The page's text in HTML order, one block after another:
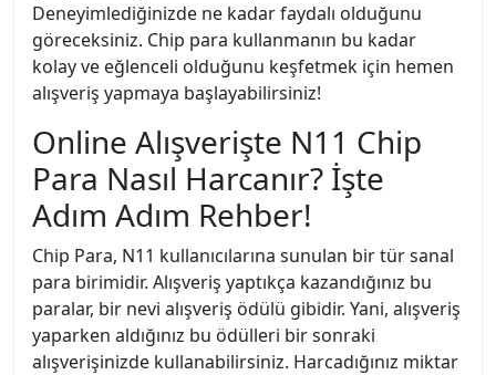
Deneyimlediğinizde ne kadar faydalı olduğunu
göreceksiniz. Chip para kullanmanın bu kadar
kolay ve eğlenceli olduğunu keşfetmek için hemen
alışveriş yapmaya başlayabilirsiniz!
Online Alışverişte N11 Chip
Para Nasıl Harcanır? İşte
Adım Adım Rehber!
Chip Para, N11 kullanıcılarına sunulan bir tür sanal
para birimidir. Alışveriş yaptıkça kazandığınız bu
paralar, bir nevi alışveriş ödülü gibidir. Yani, alışveriş
yaparken aldığınız bu ödülleri bir sonraki
alışverişinizde kullanabilirsiniz. Harcadığınız miktar